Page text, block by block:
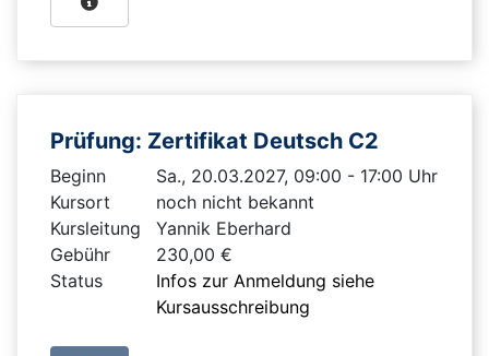
Prüfung: Zertifikat Deutsch C2
Beginn
Sa., 20.03.2027, 09:00 - 17:00 Uhr
Kursort
noch nicht bekannt
Kursleitung
Yannik Eberhard
Gebühr
230,00 €
Status
Infos zur Anmeldung siehe
Kursausschreibung